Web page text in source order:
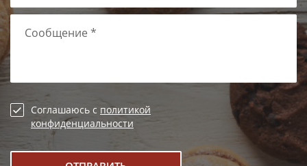
Сообщение *
Соглашаюсь с политикой
конфиденциальности